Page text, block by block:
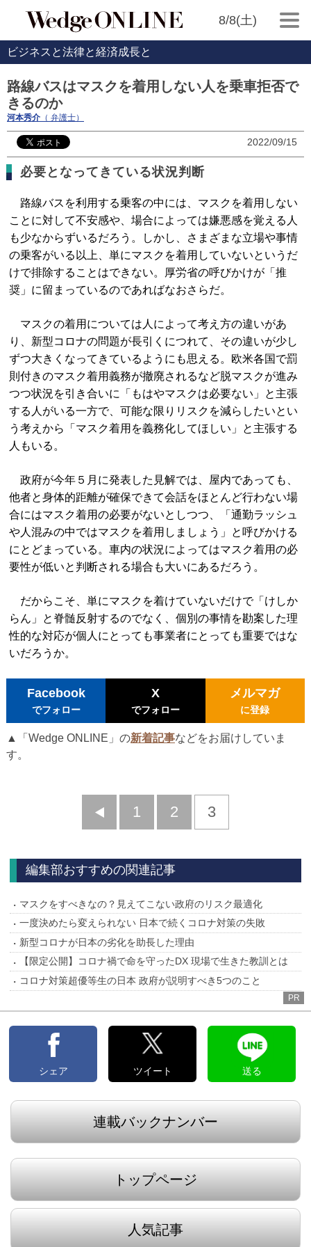
8/8(土)
ビジネスと法律と経済成長と
路線バスはマスクを着用しない人を乗車拒否で
きるのか
河本秀介 （ 弁護士）
2022/09/15
必要となってきている状況判断
路線バスを利用する乗客の中には、マスクを着用しない
ことに対して不安感や、場合によっては嫌悪感を覚える人
も少なからずいるだろう。しかし、さまざまな立場や事情
の乗客がいる以上、単にマスクを着用していないというだ
けで排除することはできない。厚労省の呼びかけが「推
奨」に留まっているのであればなおさらだ。
マスクの着用については人によって考え方の違いがあ
り、新型コロナの問題が長引くにつれて、その違いが少し
ずつ大きくなってきているようにも思える。欧米各国で罰
則付きのマスク着用義務が撤廃されるなど脱マスクが進み
つつ状況を引き合いに「もはやマスクは必要ない」と主張
する人がいる一方で、可能な限りリスクを減らしたいとい
う考えから「マスク着用を義務化してほしい」と主張する
人もいる。
政府が今年５月に発表した見解では、屋内であっても、
他者と身体的距離が確保できて会話をほとんど行わない場
合にはマスク着用の必要がないとしつつ、「通勤ラッシュ
や人混みの中ではマスクを着用しましょう」と呼びかける
にとどまっている。車内の状況によってはマスク着用の必
要性が低いと判断される場合も大いにあるだろう。
だからこそ、単にマスクを着けていないだけで「けしか
らん」と脊髄反射するのでなく、個別の事情を勘案した理
性的な対応が個人にとっても事業者にとっても重要ではな
いだろうか。
Facebook
でフォロー
X
でフォロー
メルマガ
に登録
▲「Wedge ONLINE」の新着記事などをお届けしていま
す。
前
1 2 3
編集部おすすめの関連記事
マスクをすべきなの？見えてこない政府のリスク最適化
一度決めたら変えられない 日本で続くコロナ対策の失敗
新型コロナが日本の劣化を助長した理由
【限定公開】コロナ禍で命を守ったDX 現場で生きた教訓とは
コロナ対策超優等生の日本 政府が説明すべき5つのこと
PR
シェア ツイート 送る
連載バックナンバー
トップページ
人気記事